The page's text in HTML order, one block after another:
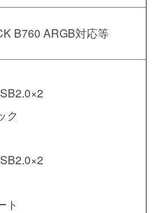
B760 ARGB対応等
ク
ト